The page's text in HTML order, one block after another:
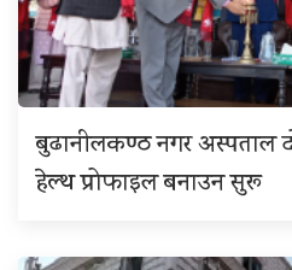
बुढानीलकण्ठ नगर अस्पताल
हेल्थ प्रोफाइल बनाउन सुरू